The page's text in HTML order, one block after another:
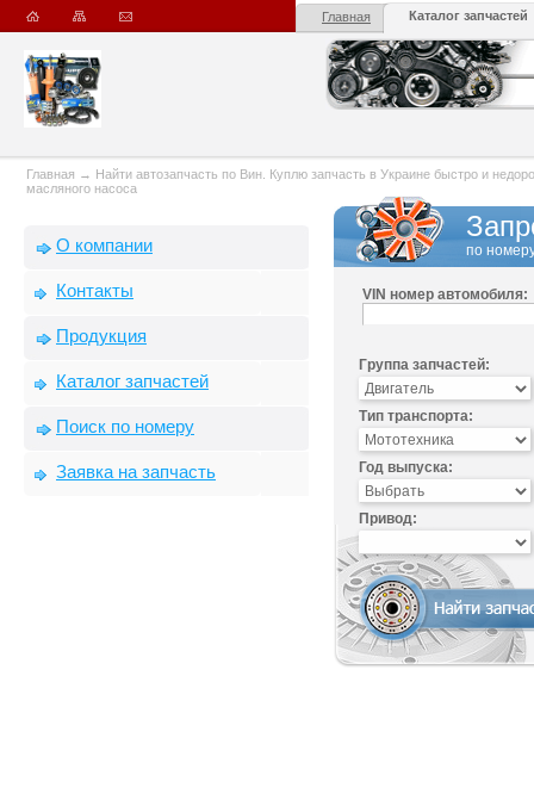
Главная Каталог запчастей
Главная → Найти автозапчасть по Вин. Куплю запчасть в Украине быстро и
масляного насоса
О компании
Контакты
Продукция
Каталог запчастей
Поиск по номеру
Заявка на запчасть
по
VIN номер автомобиля:
Группа запчастей:
Тип транспорта:
Год выпуска:
Привод: